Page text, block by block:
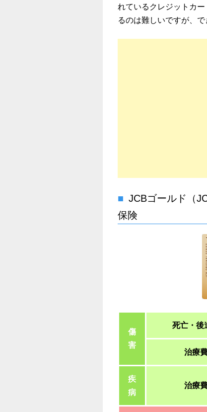
れているクレジットカ
るのは難しいですが、で
JCBゴールド（
保険
傷
害
死亡・後
治療
疾
病
治療